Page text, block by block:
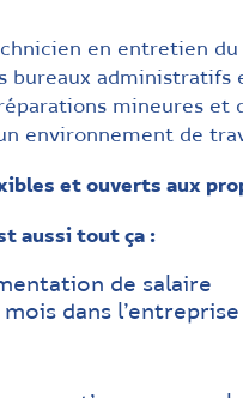
en entretien
bureaux administratifs
mineures et
environnement de
et ouverts aux
aussi tout ça :
de salaire
dans l’entreprise